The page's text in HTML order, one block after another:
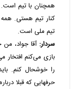
همچنان با تیم
کنار تیم هستی. همه
تیم ملی است.
سردار: آقا جواد،
بازی می‌کنم افتخار
را خوشحال کنم.
حرفهایی که قبلا